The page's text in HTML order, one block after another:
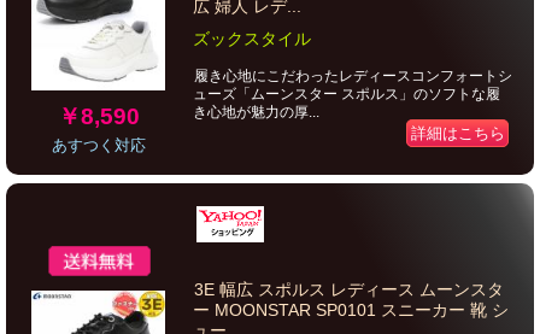
￥8,590
あすつく対応
広 婦人 レデ...
ズックスタイル
履き心地にこだわったレディースコンフォートシ
ューズ「ムーンスター スポルス」のソフトな履
き心地が魅力の厚...
詳細はこちら
3E 幅広 スポルス レディース ムーンスタ
ー MOONSTAR SP0101 スニーカー 靴 シ